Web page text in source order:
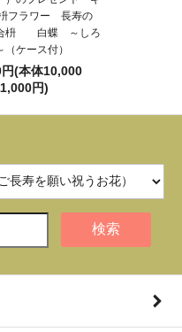
フラワー 長寿の
枡 白蝶 ～しろ
（ケース付）
(本体10,000
円)
検索